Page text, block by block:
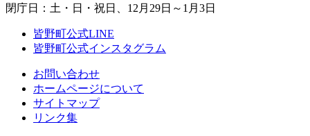
閉庁日：土・日・祝日、12月29日～1月3日
皆野町公式LINE
皆野町公式インスタグラム
お問い合わせ
ホームページについて
サイトマップ
リンク集